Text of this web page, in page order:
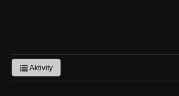
Aktivity